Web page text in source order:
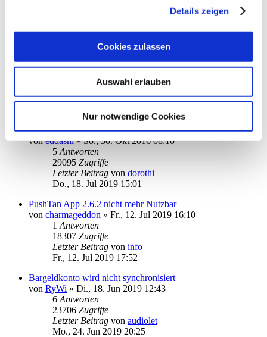
Details zeigen
Cookies zulassen
Auswahl erlauben
Nur notwendige Cookies
vonerkobo»Fr., 27. Sep 2019 13:37
Antworten
Zugriffe
Letzter Beitragvonerkobo
Touch ID
voneddashl»So., 30. Okt 2016 08:10
5 Antworten
29095 Zugriffe
Letzter Beitrag von dorothi
Do., 18. Jul 2019 15:01
PushTan App 2.6.2 nicht mehr Nutzbar
von charmageddon » Fr., 12. Jul 2019 16:10
1 Antworten
18307 Zugriffe
Letzter Beitrag von info
Fr., 12. Jul 2019 17:52
Bargeldkonto wird nicht synchronisiert
von RyWi » Di., 18. Jun 2019 12:43
6 Antworten
23706 Zugriffe
Letzter Beitrag von audiolet
Mo., 24. Jun 2019 20:25